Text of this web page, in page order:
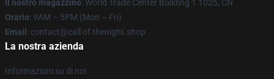
Il nostro magazzino: World Trade Center Building 1 1025, CN
Orario: 9AM – 5PM (Mon – Fri)
Email : contact@call of thenight.shop
La nostra azienda
Informazioni su di noi